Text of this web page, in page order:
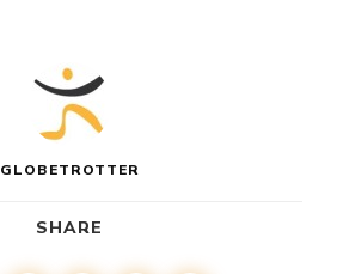
GLOBETROTTER
SHARE